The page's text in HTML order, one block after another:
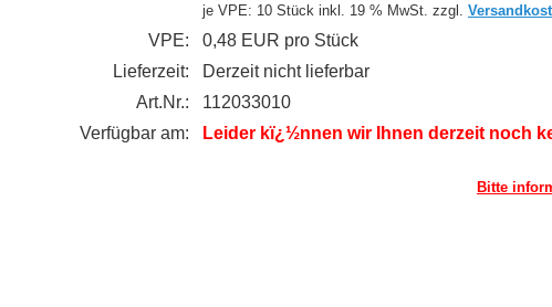
je VPE: 10 Stück inkl. 19 % MwSt. zzgl.
VPE:
0,48 EUR pro Stück
Lieferzeit:
Derzeit nicht lieferbar
Art.Nr.:
112033010
Verfügbar am:
Leider kï¿½nnen wir Ihnen derzeit noch
Bitte